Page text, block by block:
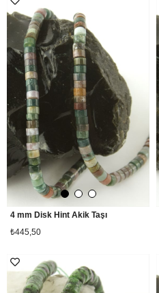
4 mm Disk Hint Akik Taşı
₺445,50